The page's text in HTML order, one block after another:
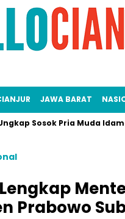
JAWA BARAT
Sosok Pria Muda
Prabowo